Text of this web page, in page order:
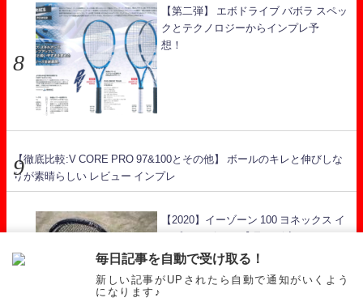
【第二弾】 エボドライブ バボラ スペッ
クとテクノロジーからインプレ予
想！
【徹底比較:V CORE PRO 97&100とその他】 ボールのキレと伸びしな
りが素晴らしい レビュー インプレ
【2020】イーゾーン 100 ヨネックス イ
シリーズ】
毎日記事を自動で受け取る！
新しい記事がUPされたら自動で通知がいくよう
になります♪